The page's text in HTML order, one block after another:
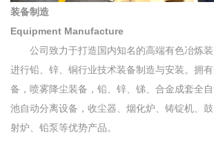
装备制造
Equipment Manufacture
公司致力于打造国内知名的高端有色冶炼装
进行铅、锌、铜行业技术装备制造与安装。拥
备，喷雾降尘装备，铅、锌、锑、合金成套全
池自动分离设备，收尘器、烟化炉、铸锭机、
射炉、铅泵等优势产品。